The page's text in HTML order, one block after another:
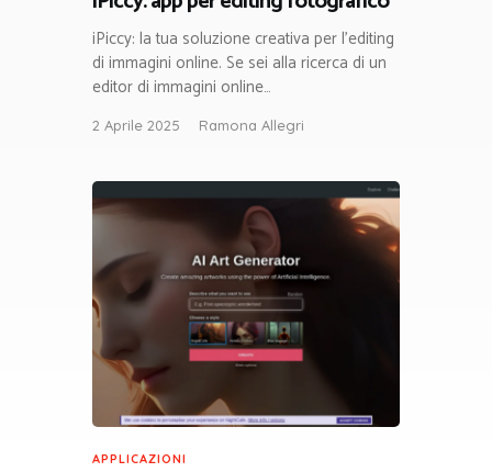
iPiccy: la tua soluzione creativa per l’editing
di immagini online. Se sei alla ricerca di un
editor di immagini online…
2 Aprile 2025 Ramona Allegri
APPLICAZIONI